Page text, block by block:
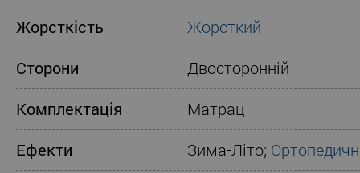
Жорсткість
Жорсткий
Сторони
Двосторонній
Комплектація
Матрац
Ефекти
Зима-Літо;